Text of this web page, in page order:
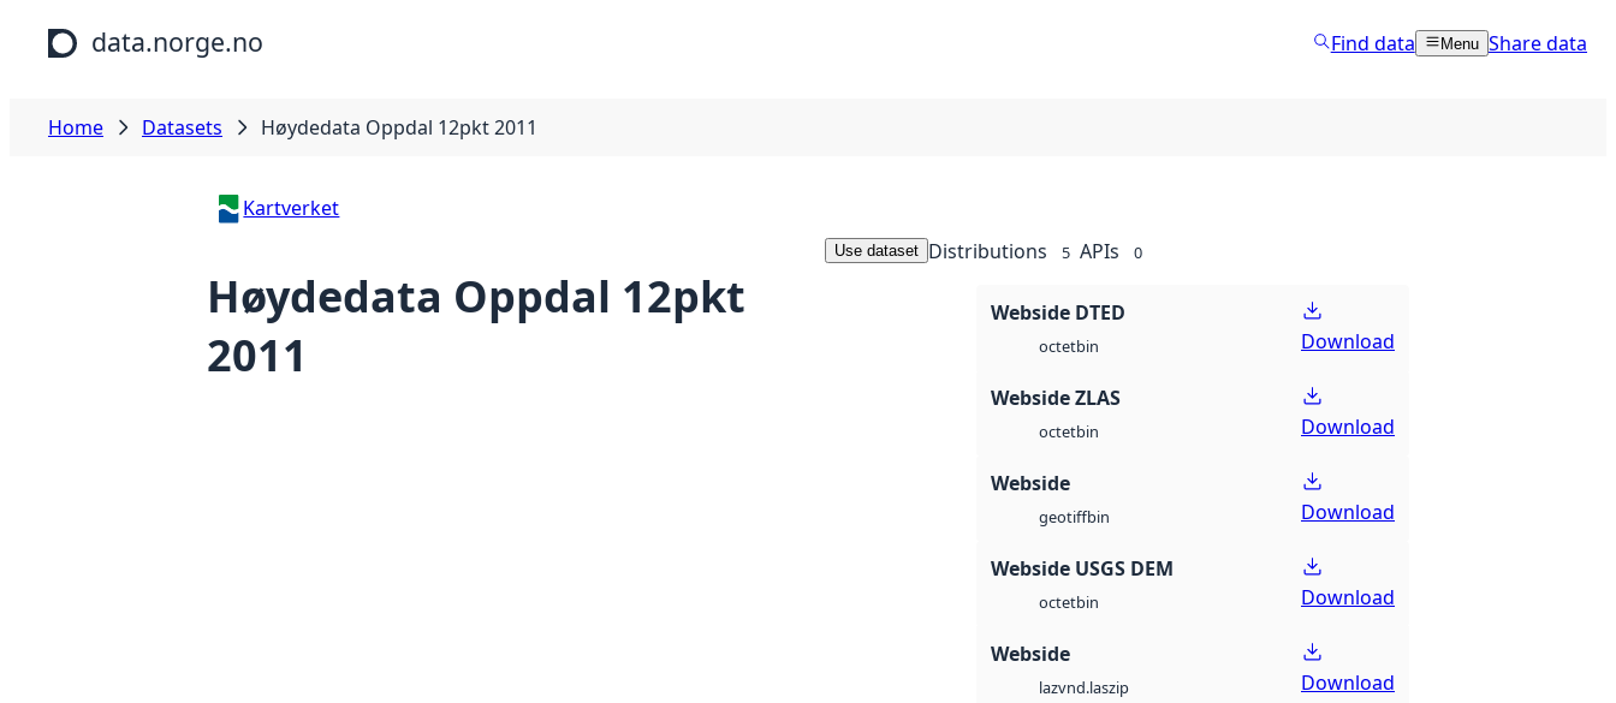
Skip to main content
data.norge.no Find data Menu Share data
Home Datasets Høydedata Oppdal 12pkt 2011
Kartverket
Høydedata Oppdal 12pkt
2011
Use dataset Distributions 5 APIs 0
Webside DTED
octetbin Download
Webside ZLAS
octetbin Download
Webside
geotiffbin Download
Webside USGS DEM
octetbin Download
Webside
lazvnd.laszip Download